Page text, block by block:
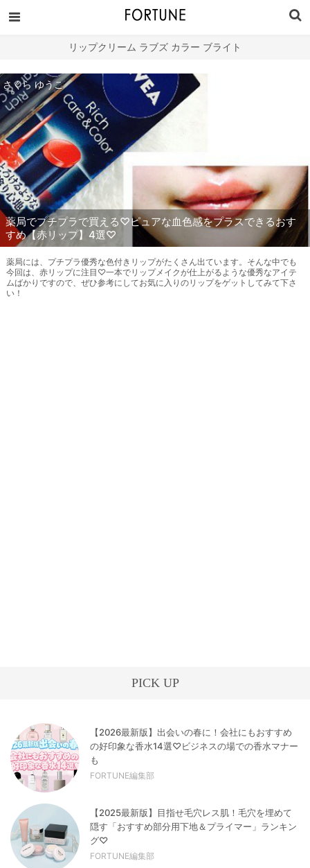
リップクリーム ラブズ カラー ブライト
さくら ゆうこ
薬局でプチプラで買える♡ピュアな血色感をプラスできるおす
すめ【赤リップ】4選♡
薬局には、プチプラ優秀な色付きリップがたくさん出ています。そんな中でも
今回は、赤リップに注目♡一本でリップメイクが仕上がるような優秀なアイテ
ムばかりですので、ぜひ参考にしてお気に入りのリップをゲットしてみて下さ
い！
PICK UP
【2026最新版】出会いの春に！会社にもおすすめ
の好印象な香水14選♡ビジネスの場での香水マナー
も
FORTUNE編集部
【2025最新版】目指せ毛穴レス肌！毛穴を埋めて
隠す「おすすめ部分用下地＆プライマー」ランキン
グ♡
FORTUNE編集部